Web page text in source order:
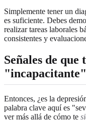
Simplemente tener un
es suficiente. Debes
realizar tareas laborales
consistentes y
Señales de
Entonces, ¿es la
palabra clave aquí es
ver más allá de cómo te